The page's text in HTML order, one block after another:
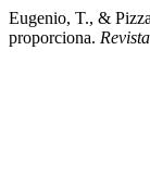
Eugenio, T., &
proporciona.